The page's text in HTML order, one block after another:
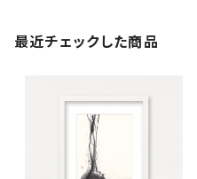
最近チェックした商品